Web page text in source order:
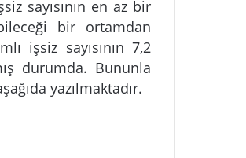
sayısının en az bir
bir ortamdan
işsiz sayısının 7,2
durumda. Bununla
yazılmaktadır.